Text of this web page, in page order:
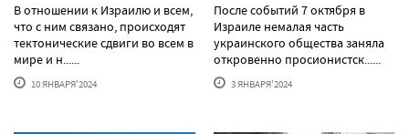
В отношении к Израилю и всем,
что с ним связано, происходят
тектонические сдвиги во всем в
мире и н......
10 ЯНВАРЯ'2024
После событий 7 октября в
Израиле немалая часть
украинского общества заняла
откровенно просионистск......
3 ЯНВАРЯ'2024